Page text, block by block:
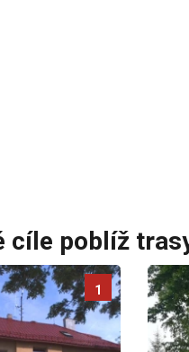
cíle poblíž
1